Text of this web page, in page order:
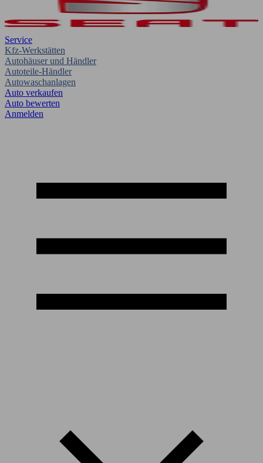
Service
Kfz-Werkstätten
Autohäuser und Händler
Autoteile-Händler
Autowaschanlagen
Auto verkaufen
Auto bewerten
Anmelden